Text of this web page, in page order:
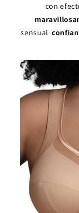
con
sensual